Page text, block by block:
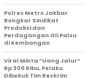
Polres Metro Jakbar
Bongkar Sindikat
Produksi dan
Perdagangan Oli Palsu
di Kembangan
Viral Minta “Uang Jalur”
Rp 300 Ribu, Pelaku
Dibekuk Tim Reskrim